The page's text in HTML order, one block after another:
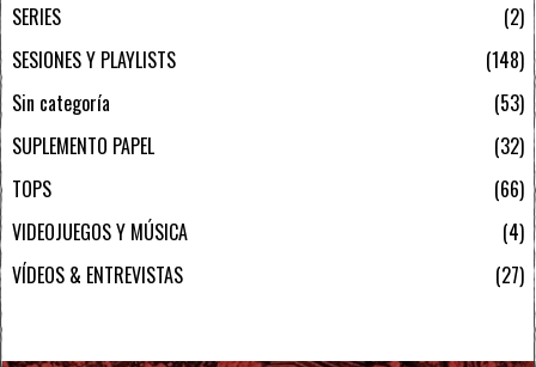
SERIES
2
SESIONES Y PLAYLISTS
148
Sin categoría
53
SUPLEMENTO PAPEL
32
TOPS
66
VIDEOJUEGOS Y MÚSICA
4
VÍDEOS & ENTREVISTAS
27